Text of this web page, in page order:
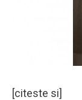
[citeste si]